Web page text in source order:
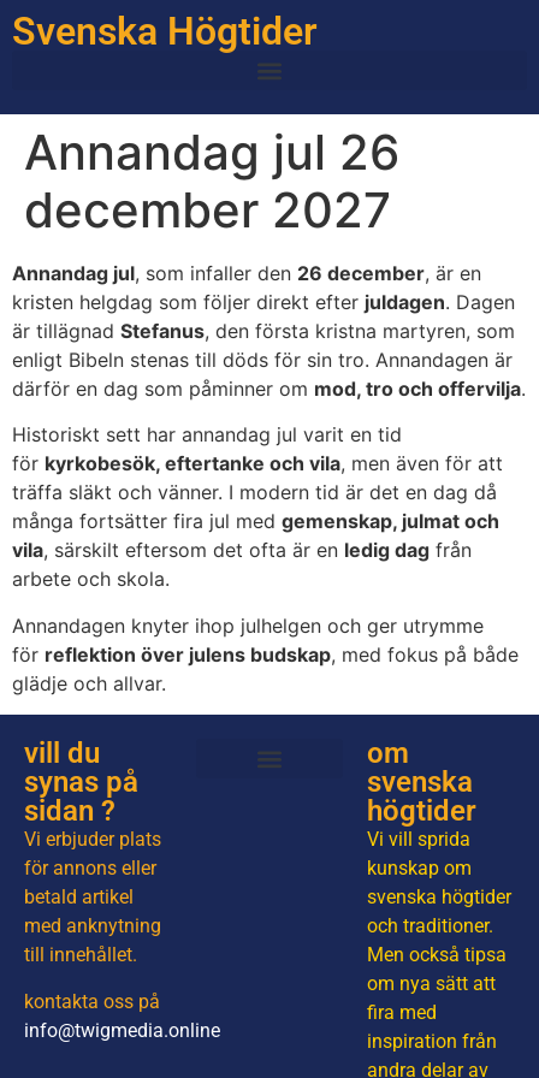
Svenska Högtider
Annandag jul 26
december 2027
Annandag jul, som infaller den 26 december, är en
kristen helgdag som följer direkt efter juldagen. Dagen
är tillägnad Stefanus, den första kristna martyren, som
enligt Bibeln stenas till döds för sin tro. Annandagen är
därför en dag som påminner om mod, tro och offervilja.
Historiskt sett har annandag jul varit en tid
för kyrkobesök, eftertanke och vila, men även för att
träffa släkt och vänner. I modern tid är det en dag då
många fortsätter fira jul med gemenskap, julmat och
vila, särskilt eftersom det ofta är en ledig dag från
arbete och skola.
Annandagen knyter ihop julhelgen och ger utrymme
för reflektion över julens budskap, med fokus på både
glädje och allvar.
vill du
synas på
sidan ?
Vi erbjuder plats
för annons eller
betald artikel
med anknytning
till innehållet.
kontakta oss på
info@twigmedia.online
om
svenska
högtider
Vi vill sprida
kunskap om
svenska högtider
och traditioner.
Men också tipsa
om nya sätt att
fira med
inspiration från
andra delar av